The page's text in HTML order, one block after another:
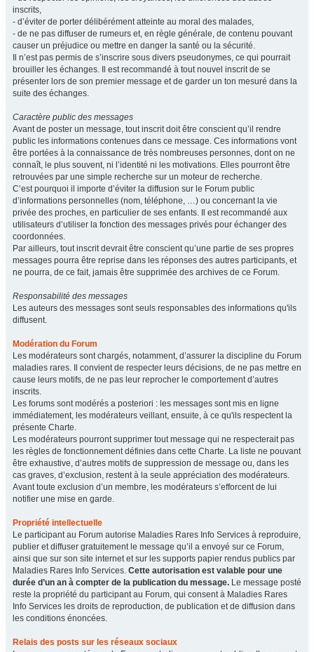
inscrits,
- d’éviter de porter délibérément atteinte au moral des malades,
- de ne pas diffuser de rumeurs et, en règle générale, de contenu pouvant
causer un préjudice ou mettre en danger la santé ou la sécurité.
Il n’est pas permis de s’inscrire sous divers pseudonymes, ce qui pourrait
brouiller les échanges. Il est recommandé à tout nouvel inscrit de se
présenter lors de son premier message et de garder un ton mesuré dans la
suite des échanges.
Caractère public des messages
Avant de poster un message, tout inscrit doit être conscient qu’il rendre
public les informations contenues dans ce message. Ces informations vont
être portées à la connaissance de très nombreuses personnes, dont on ne
connaît, le plus souvent, ni l’identité ni les motivations. Elles pourront être
retrouvées par une simple recherche sur un moteur de recherche.
C’est pourquoi il importe d’éviter la diffusion sur le Forum public
d’informations personnelles (nom, téléphone, …) ou concernant la vie
privée des proches, en particulier de ses enfants. Il est recommandé aux
utilisateurs d’utiliser la fonction des messages privés pour échanger des
coordonnées.
Par ailleurs, tout inscrit devrait être conscient qu’une partie de ses propres
messages pourra être reprise dans les réponses des autres participants, et
ne pourra, de ce fait, jamais être supprimée des archives de ce Forum.
Responsabilité des messages
Les auteurs des messages sont seuls responsables des informations qu'ils
diffusent.
Modération du Forum
Les modérateurs sont chargés, notamment, d’assurer la discipline du Forum
maladies rares. Il convient de respecter leurs décisions, de ne pas mettre en
cause leurs motifs, de ne pas leur reprocher le comportement d’autres
inscrits.
Les forums sont modérés a posteriori : les messages sont mis en ligne
immédiatement, les modérateurs veillant, ensuite, à ce qu'ils respectent la
présente Charte.
Les modérateurs pourront supprimer tout message qui ne respecterait pas
les règles de fonctionnement définies dans cette Charte. La liste ne pouvant
être exhaustive, d’autres motifs de suppression de message ou, dans les
cas graves, d’exclusion, restent à la seule appréciation des modérateurs.
Avant toute exclusion d’un membre, les modérateurs s’efforcent de lui
notifier une mise en garde.
Propriété intellectuelle
Le participant au Forum autorise Maladies Rares Info Services à reproduire,
publier et diffuser gratuitement le message qu’il a envoyé sur ce Forum,
ainsi que sur son site internet et sur les supports papier rendus publics par
Maladies Rares Info Services. Cette autorisation est valable pour une
durée d’un an à compter de la publication du message. Le message posté
reste la propriété du participant au Forum, qui consent à Maladies Rares
Info Services les droits de reproduction, de publication et de diffusion dans
les conditions énoncées.
Relais des posts sur les réseaux sociaux